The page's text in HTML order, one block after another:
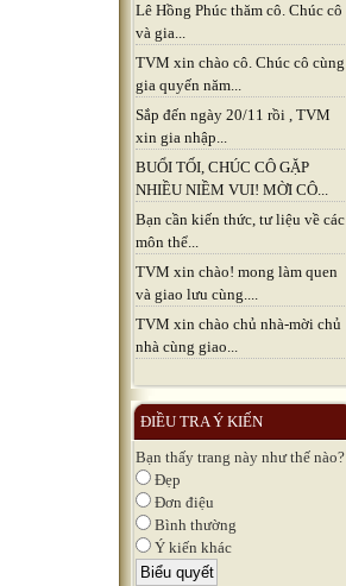
Lê Hồng Phúc thăm cô. Chúc cô
và gia...
TVM xin chào cô. Chúc cô cùng
gia quyến năm...
Sắp đến ngày 20/11 rồi , TVM
xin gia nhập...
BUỔI TỐI, CHÚC CÔ GẶP
NHIỀU NIỀM VUI! MỜI CÔ...
Bạn cần kiến thức, tư liệu về các
môn thể...
TVM xin chào! mong làm quen
và giao lưu cùng....
TVM xin chào chủ nhà-mời chủ
nhà cùng giao...
ĐIỀU TRA Ý KIẾN
Bạn thấy trang này như thế nào?
Đẹp
Đơn điệu
Bình thường
Ý kiến khác